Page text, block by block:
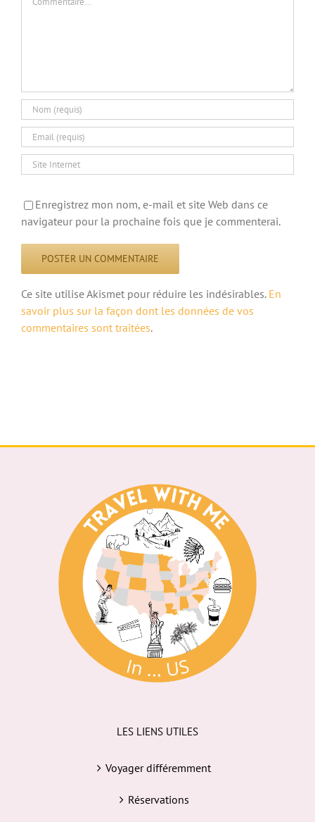
Enregistrez mon nom, e-mail et site Web dans ce
navigateur pour la prochaine fois que je commenterai.
Ce site utilise Akismet pour réduire les indésirables. En
savoir plus sur la façon dont les données de vos
commentaires sont traitées.
LES LIENS UTILES
Voyager différemment
Réservations